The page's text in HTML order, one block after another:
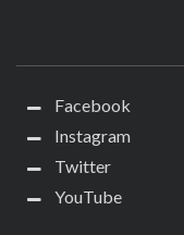
Facebook
Instagram
Twitter
YouTube